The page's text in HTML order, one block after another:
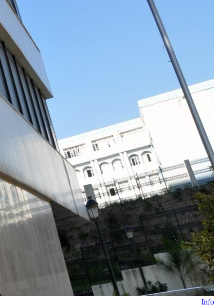
Sport
Luca Zidane dans la tourmente : Entre
échec en sélection et menace en club
Le retour à la réalité est brutal pour Luca Zidane. Après une Coupe
du monde 2026 marquée par des critiques acerbes et une perte de